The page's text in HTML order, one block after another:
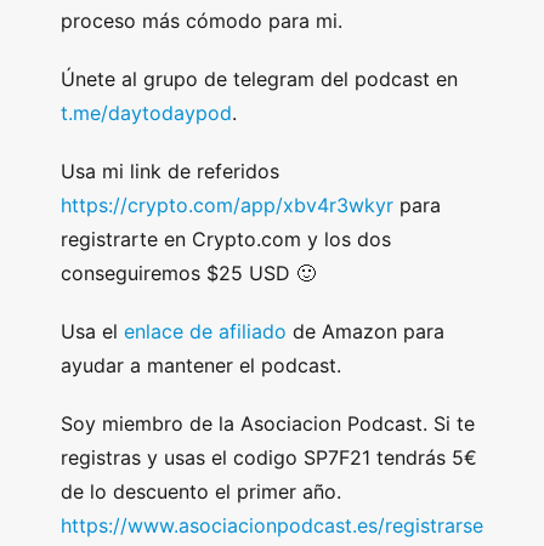
proceso más cómodo para mi.
Únete al grupo de telegram del podcast en
t.me/daytodaypod.
Usa mi link de referidos
https://crypto.com/app/xbv4r3wkyr para
registrarte en Crypto.com y los dos
conseguiremos $25 USD 🙂
Usa el enlace de afiliado de Amazon para
ayudar a mantener el podcast.
Soy miembro de la Asociacion Podcast. Si te
registras y usas el codigo SP7F21 tendrás 5€
de lo descuento el primer año.
https://www.asociacionpodcast.es/registrarse